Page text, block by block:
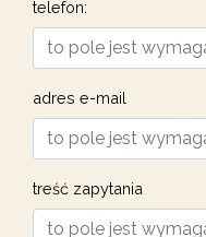
telefon:
adres e-mail
treść zapytania